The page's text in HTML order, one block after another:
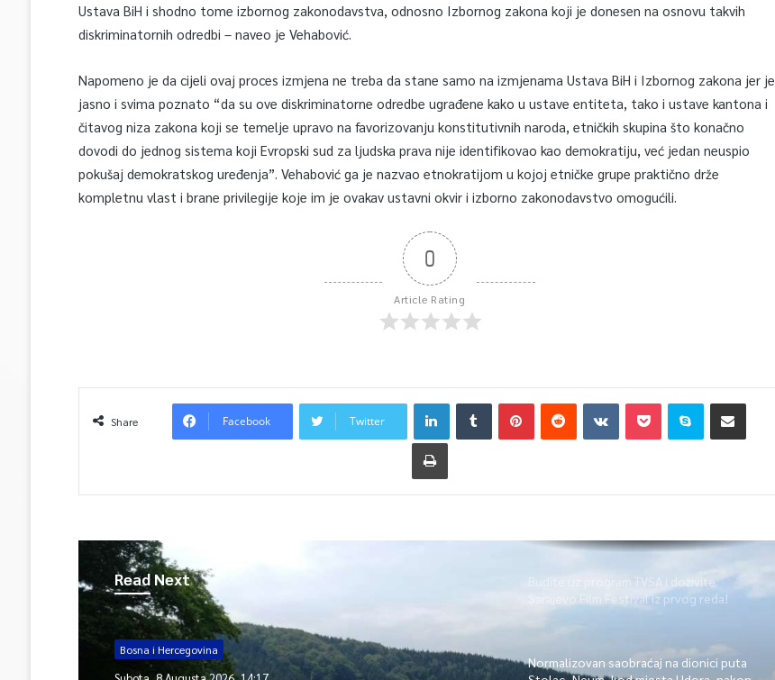
Ustava BiH i shodno tome izbornog zakonodavstva, odnosno Izbornog zakona koji je donesen na osnovu takvih
diskriminatornih odredbi – naveo je Vehabović.
Napomeno je da cijeli ovaj proces izmjena ne treba da stane samo na izmjenama Ustava BiH i Izbornog zakona jer je
jasno i svima poznato “da su ove diskriminatorne odredbe ugrađene kako u ustave entiteta, tako i ustave kantona i
čitavog niza zakona koji se temelje upravo na favorizovanju konstitutivnih naroda, etničkih skupina što konačno
dovodi do jednog sistema koji Evropski sud za ljudska prava nije identifikovao kao demokratiju, već jedan neuspio
pokušaj demokratskog uređenja”. Vehabović ga je nazvao etnokratijom u kojoj etničke grupe praktično drže
kompletnu vlast i brane privilegije koje im je ovakav ustavni okvir i izborno zakonodavstvo omogućili.
0
Article Rating
Share Facebook Twitter
Read Next
Bosna i Hercegovina
Sarajevo
Budite uz program TVSA i doživite
Sarajevo Film Festival iz prvog reda!
Normalizovan saobraćaj na dionici puta